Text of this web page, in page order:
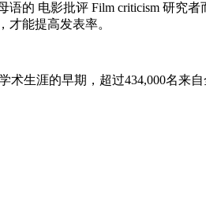
语的 电影批评 Film criticism 研究者
才能提高发表率。
术生涯的早期，超过434,000名来